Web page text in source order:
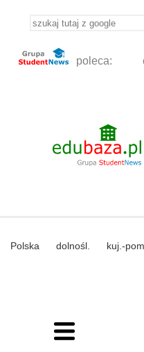
poleca:
Polska dolnośl. kuj.-